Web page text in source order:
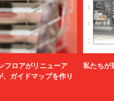
フロアがリニューア
ガイドマップを作り
私たちが